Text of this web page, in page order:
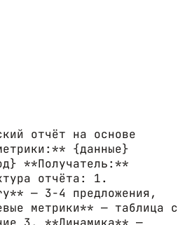
отчёт на основе
{данные}
**Получатель:**
отчёта: 1.
— 3-4 предложения,
метрики** — таблица с